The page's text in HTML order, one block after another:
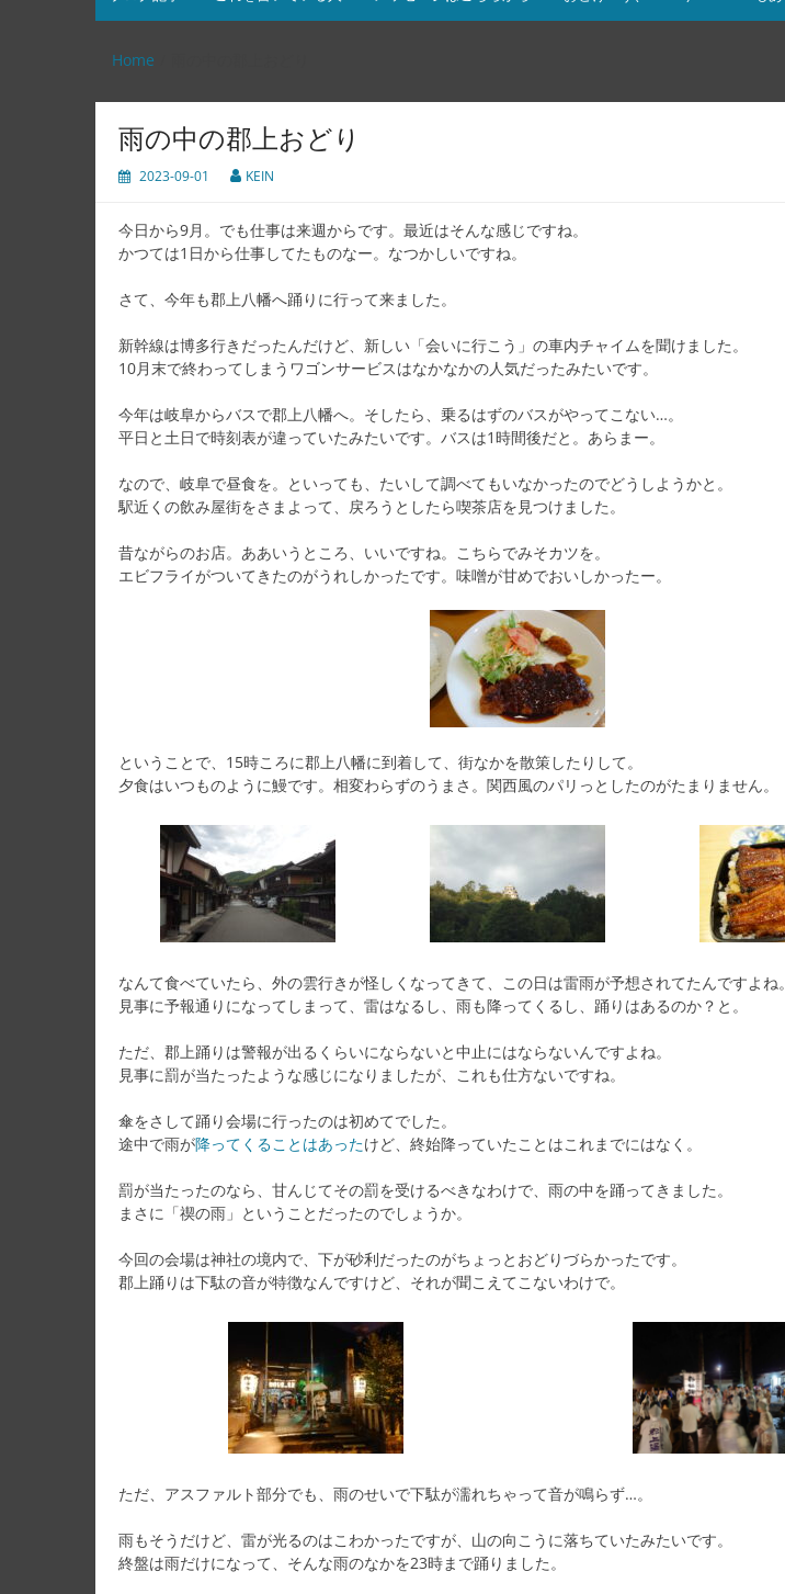
Home
雨の中の郡上おどり
2023-09-01 KEIN
今日から9月。でも仕事は来週からです。最近はそんな感じですね。
かつては1日から仕事してたものなー。なつかしいですね。
さて、今年も郡上八幡へ踊りに行って来ました。
新幹線は博多行きだったんだけど、新しい「会いに行こう」の車内チャイムを聞けました。
10月末で終わってしまうワゴンサービスはなかなかの人気だったみたいです。
今年は岐阜からバスで郡上八幡へ。そしたら、乗るはずのバスがやってこない…。
平日と土日で時刻表が違っていたみたいです。バスは1時間後だと。あらまー。
なので、岐阜で昼食を。といっても、たいして調べてもいなかったのでどうしようかと。
駅近くの飲み屋街をさまよって、戻ろうとしたら喫茶店を見つけました。
昔ながらのお店。ああいうところ、いいですね。こちらでみそカツを。
エビフライがついてきたのがうれしかったです。味噌が甘めでおいしかったー。
ということで、15時ころに郡上八幡に到着して、街なかを散策したりして。
夕食はいつものように鰻です。相変わらずのうまさ。関西風のパリっとしたのがたまりません。
なんて食べていたら、外の雲行きが怪しくなってきて、この日は雷雨が予想されてたんですよね。
見事に予報通りになってしまって、雷はなるし、雨も降ってくるし、踊りはあるのか？と。
ただ、郡上踊りは警報が出るくらいにならないと中止にはならないんですよね。
見事に罰が当たったような感じになりましたが、これも仕方ないですね。
傘をさして踊り会場に行ったのは初めてでした。
途中で雨が降ってくることはあったけど、終始降っていたことはこれまでにはなく。
罰が当たったのなら、甘んじてその罰を受けるべきなわけで、雨の中を踊ってきました。
まさに「禊の雨」ということだったのでしょうか。
今回の会場は神社の境内で、下が砂利だったのがちょっとおどりづらかったです。
郡上踊りは下駄の音が特徴なんですけど、それが聞こえてこないわけで。
ただ、アスファルト部分でも、雨のせいで下駄が濡れちゃって音が鳴らず…。
雨もそうだけど、雷が光るのはこわかったですが、山の向こうに落ちていたみたいです。
終盤は雨だけになって、そんな雨のなかを23時まで踊りました。